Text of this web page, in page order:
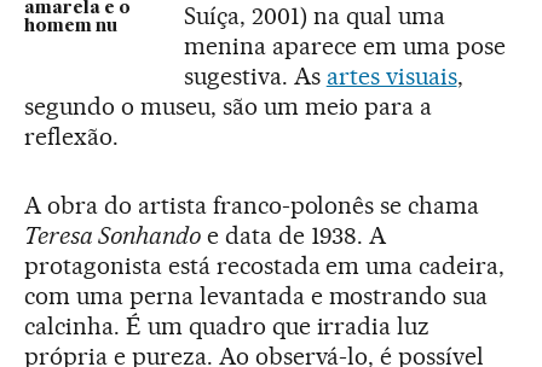
amarela e o
homem nu
Suíça, 2001) na qual uma
menina aparece em uma pose
sugestiva. As artes visuais,
segundo o museu, são um meio para a
reflexão.
A obra do artista franco-polonês se chama
Teresa Sonhandoe data de 1938. A
protagonista está recostada em uma cadeira,
com uma perna levantada e mostrando sua
calcinha. É um quadro que irradia luz
própria e pureza. Ao observá-lo, é possível